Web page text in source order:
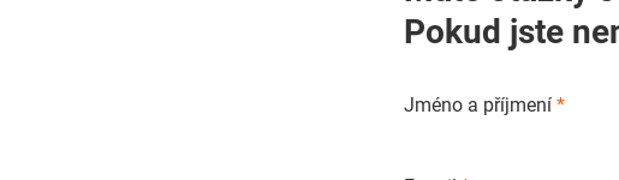
Pokud jste
Jméno a příjmení*